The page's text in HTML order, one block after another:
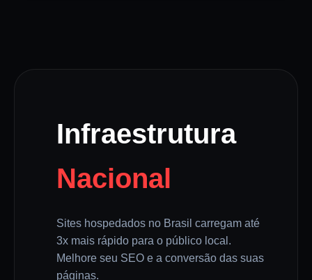
Infraestrutura
Nacional
Sites hospedados no Brasil carregam até
3x mais rápido para o público local.
Melhore seu SEO e a conversão das suas
páginas.